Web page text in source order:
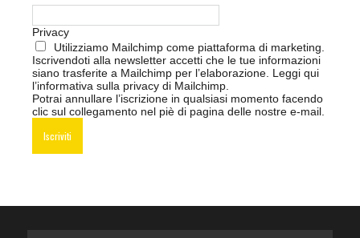
Privacy
Utilizziamo Mailchimp come piattaforma di marketing.
Iscrivendoti alla newsletter accetti che le tue informazioni
siano trasferite a Mailchimp per l’elaborazione. Leggi qui
l’informativa sulla privacy di Mailchimp.
Potrai annullare l’iscrizione in qualsiasi momento facendo
clic sul collegamento nel piè di pagina delle nostre e-mail.